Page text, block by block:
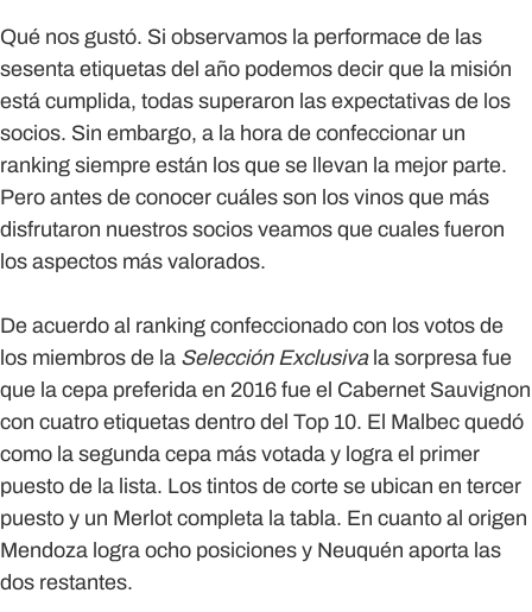
Qué nos gustó. Si observamos la performace de las
sesenta etiquetas del año podemos decir que la misión
está cumplida, todas superaron las expectativas de los
socios. Sin embargo, a la hora de confeccionar un
ranking siempre están los que se llevan la mejor parte.
Pero antes de conocer cuáles son los vinos que más
disfrutaron nuestros socios veamos que cuales fueron
los aspectos más valorados.
De acuerdo al ranking confeccionado con los votos de
los miembros de la Selección Exclusivala sorpresa fue
que la cepa preferida en 2016 fue el Cabernet Sauvignon
con cuatro etiquetas dentro del Top 10. El Malbec quedó
como la segunda cepa más votada y logra el primer
puesto de la lista. Los tintos de corte se ubican en tercer
puesto y un Merlot completa la tabla. En cuanto al origen
Mendoza logra ocho posiciones y Neuquén aporta las
dos restantes.